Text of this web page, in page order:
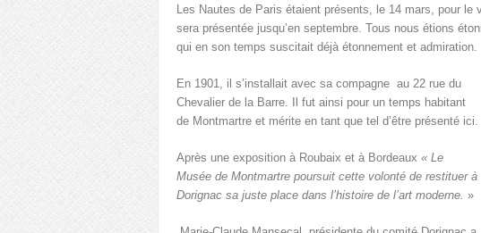
Les Nautes de Paris étaient présents, le 14 mars, pour le
sera présentée jusqu’en septembre. Tous nous étions
qui en son temps suscitait déjà étonnement et admiration.
En 1901, il s’installait avec sa compagne au 22 rue du
Chevalier de la Barre. Il fut ainsi pour un temps habitant
de Montmartre et mérite en tant que tel d’être présenté ici.
Après une exposition à Roubaix et à Bordeaux « Le
Musée de Montmartre poursuit cette volonté de restituer à
Dorignac sa juste place dans l’histoire de l’art moderne. »